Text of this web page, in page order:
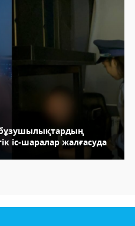
іс-шаралар жалғасуда